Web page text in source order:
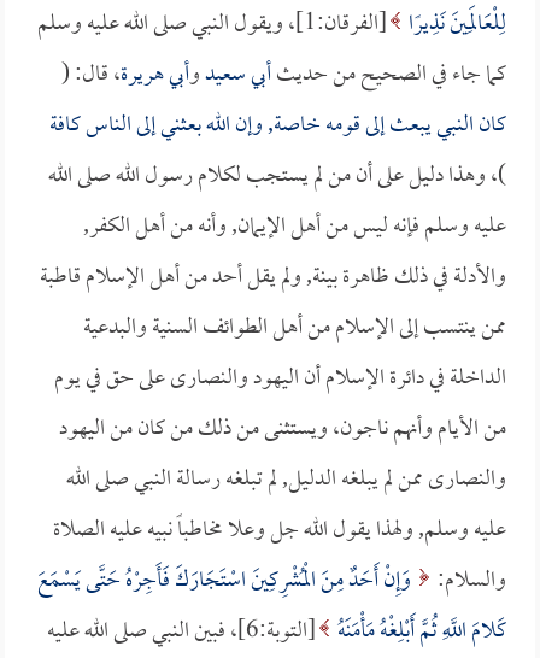
لِلْعَالَمِينَ نَذِيرًا
[الفرقان:1]، ويقول النبي صلى الله عليه وسلم
كما جاء في الصحيح من حديثأبي سعيدوأبي هريرة، قال: (
كان النبي يبعث إلى قومه خاصة, وإن الله بعثني إلى الناس كافة
)، وهذا دليل على أن من لم يستجب لكلام رسول الله صلى الله
عليه وسلم فإنه ليس من أهل الإيمان, وأنه من أهل الكفر,
والأدلة في ذلك ظاهرة بينة, ولم يقل أحد من أهل الإسلام قاطبة
ممن ينتسب إلى الإسلام من أهل الطوائف السنية والبدعية
الداخلة في دائرة الإسلام أن اليهود والنصارى على حق في يوم
من الأيام وأنهم ناجون، ويستثنى من ذلك من كان من اليهود
والنصارى ممن لم يبلغه الدليل, لم تبلغه رسالة النبي صلى الله
عليه وسلم, ولهذا يقول الله جل وعلا مخاطباً نبيه عليه الصلاة
والسلام:
وَإِنْ أَحَدٌ مِنَ الْمُشْرِكِينَ اسْتَجَارَكَ فَأَجِرْهُ حَتَّى يَسْمَعَ
كَلامَ اللَّهِ ثُمَّ أَبْلِغْهُ مَأْمَنَهُ
[التوبة:6]، فبين النبي صلى الله عليه